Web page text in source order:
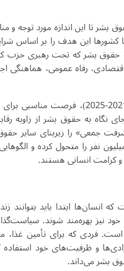
بشر تا این اندازه مورد توجه و
این هدف را بر اساس
حقوق بشر که تحت رهبری
رفاه عمومی، هماهنگی
با ارزیابی نتایج چهاردهمین برنامه پنج‌ساله
نگاه به حقوق بشر از زاویه
جمعی» را زیربنای سایر
نفر را متحول کرده و
کرامت انسانی هستند.
ابتدا باید بتوانند
خود نیز بهره‌مند شوند.
فردی که برای تأمین
و ظرفیت‌های خود
بشر می‌داند.